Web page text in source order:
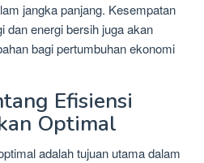
jangka panjang. Kesempatan
dan energi bersih juga akan
bagi pertumbuhan ekonomi
Efisiensi
Optimal
adalah tujuan utama dalam